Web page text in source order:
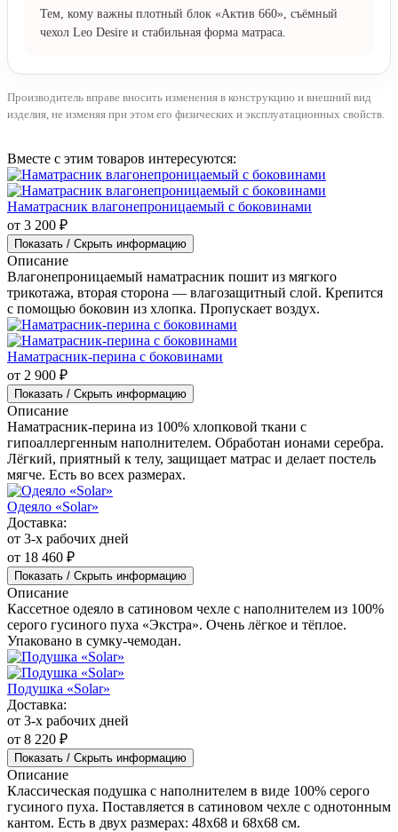
Тем, кому важны плотный блок «Актив 660», съёмный
чехол Leo Desire и стабильная форма матраса.
Производитель вправе вносить изменения в конструкцию и внешний вид
изделия, не изменяя при этом его физических и эксплуатационных свойств.
Вместе с этим товаров интересуются:
Наматрасник влагонепроницаемый с боковинами
от 3 200 ₽
Показать / Скрыть информацию
Описание
Влагонепроницаемый наматрасник пошит из мягкого
трикотажа, вторая сторона — влагозащитный слой. Крепится
с помощью боковин из хлопка. Пропускает воздух.
Наматрасник-перина с боковинами
от 2 900 ₽
Показать / Скрыть информацию
Описание
Наматрасник-перина из 100% хлопковой ткани с
гипоаллергенным наполнителем. Обработан ионами серебра.
Лёгкий, приятный к телу, защищает матрас и делает постель
мягче. Есть во всех размерах.
Одеяло «Solar»
Доставка:
от 3-х рабочих дней
от 18 460 ₽
Показать / Скрыть информацию
Описание
Кассетное одеяло в сатиновом чехле с наполнителем из 100%
серого гусиного пуха «Экстра». Очень лёгкое и тёплое.
Упаковано в сумку-чемодан.
Подушка «Solar»
Доставка:
от 3-х рабочих дней
от 8 220 ₽
Показать / Скрыть информацию
Описание
Классическая подушка с наполнителем в виде 100% серого
гусиного пуха. Поставляется в сатиновом чехле с однотонным
кантом. Есть в двух размерах: 48x68 и 68x68 см.